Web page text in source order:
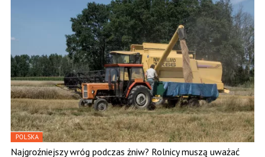
POLSKA
Najgroźniejszy wróg podczas żniw? Rolnicy muszą uważać